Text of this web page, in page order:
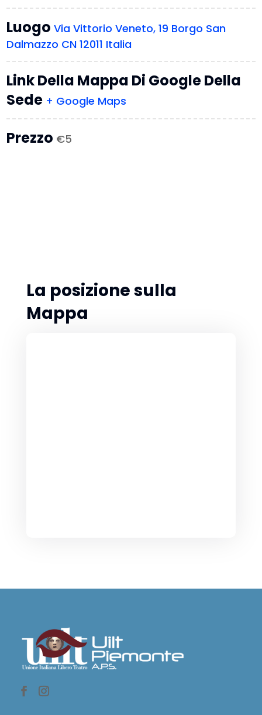
LuogoVia Vittorio Veneto, 19 Borgo San
Dalmazzo CN 12011 Italia
Link Della Mappa Di Google Della
Sede + Google Maps
Prezzo €5
La posizione sulla
Mappa